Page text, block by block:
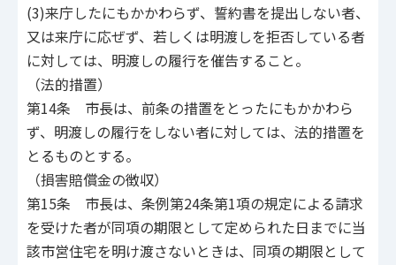
(3)来庁したにもかかわらず、誓約書を提出しない者、
又は来庁に応ぜず、若しくは明渡しを拒否している者
に対しては、明渡しの履行を催告すること。
（法的措置）
第14条 市長は、前条の措置をとったにもかかわら
ず、明渡しの履行をしない者に対しては、法的措置を
とるものとする。
（損害賠償金の徴収）
第15条 市長は、条例第24条第1項の規定による請求
を受けた者が同項の期限として定められた日までに当
該市営住宅を明け渡さないときは、同項の期限として